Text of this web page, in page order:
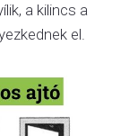
a kilincs a
el.